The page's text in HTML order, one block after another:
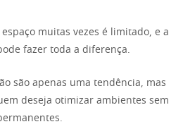
muitas vezes é limitado, e a
fazer toda a diferença.
são apenas uma tendência, mas
deseja otimizar ambientes sem